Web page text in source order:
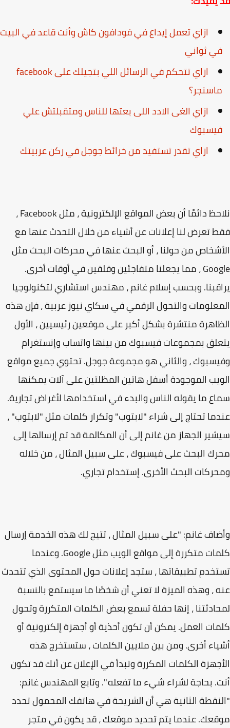
ازاي تعمل إيداع في فودافون كاش وأنت قاعد في البيت
ثواني
ازاي تتحكم في الرسائل اللي بتجيلك على facebook
ازاي الغى الادد اللى بعتها للناس ومتقبلتش علي
ازاي تقدر تستفيد من خرائط جوجل في ركن عربيتك
نلاحظ دائمًا أن بعض المواقع الإلكترونية ، مثل Facebook ،
تعرض لنا إعلانات عن أشياء من خلال التحدث عنها مع
من حولنا ، أو البحث عنها في محركات البحث مثل
Google ، مما يجعلنا متفاجئين وقلقين في أوقات أخرى.
وبحسب إسلام غانم ، مهندس استشاري لتكنولوجيا
والتحول الرقمي في سكاي نيوز عربية ، فإن هذه
منتشرة بشكل أكبر على موقعين رئيسيين ، الأول
بمجموعات فيسبوك من بينها واتساب وإنستغرام
، والثاني هو مجموعة جوجل. تحتوي جميع مواقع
الموجودة أسفل هاتين المظلتين على آلات يمكنها
ما يقوله الناس والبدء في استخدامها لأغراض تجارية.
تحتاج إلى شراء "لابتوب" وتكرار كلمات مثل "لابتوب" ،
الجهاز من غانم إلى أن المكالمة قد تم إرسالها إلى
البحث على فيسبوك ، على سبيل المثال ، من خلاله
البحث الأخرى. إستخدام تجاري.
غانم: "على سبيل المثال ، تتيح لك هذه الخدمة إرسال
كلمات متكررة إلى مواقع الويب مثل Google. وعندما
تطبيقاتها ، ستجد إعلانات حول المحتوى الذي تتحدث
، وهذه الميزة لا تعني أن شخصًا ما سيستمع بالنسبة
، إنها حفلة تسمع بعض الكلمات المتكررة وتحول
العمل. يمكن أن تكون أحذية أو أجهزة إلكترونية أو
أخرى. ومن بين ملايين الكلمات ، ستستخرج هذه
الكلمات المكررة وتبدأ في الإعلان عن أنك قد تكون
بحاجة لشراء شيء ما تفعله ". وتابع المهندس غانم:
الثانية هي أن الشريحة في هاتفك المحمول تحدد
عندما يتم تحديد موقعك ، قد يكون في متجر